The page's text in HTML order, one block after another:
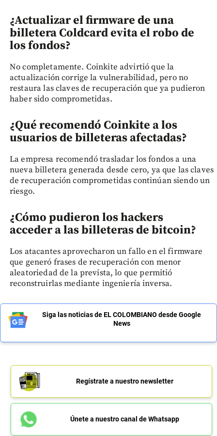
¿Actualizar el firmware de una
billetera Coldcard evita el robo de
los fondos?
No completamente. Coinkite advirtió que la
actualización corrige la vulnerabilidad, pero no
restaura las claves de recuperación que ya pudieron
haber sido comprometidas.
¿Qué recomendó Coinkite a los
usuarios de billeteras afectadas?
La empresa recomendó trasladar los fondos a una
nueva billetera generada desde cero, ya que las claves
de recuperación comprometidas continúan siendo un
riesgo.
¿Cómo pudieron los hackers
acceder a las billeteras de bitcoin?
Los atacantes aprovecharon un fallo en el firmware
que generó frases de recuperación con menor
aleatoriedad de la prevista, lo que permitió
reconstruirlas mediante ingeniería inversa.
Siga las noticias de EL COLOMBIANO desde Google
News
Regístrate a nuestro newsletter
Únete a nuestro canal de Whatsapp